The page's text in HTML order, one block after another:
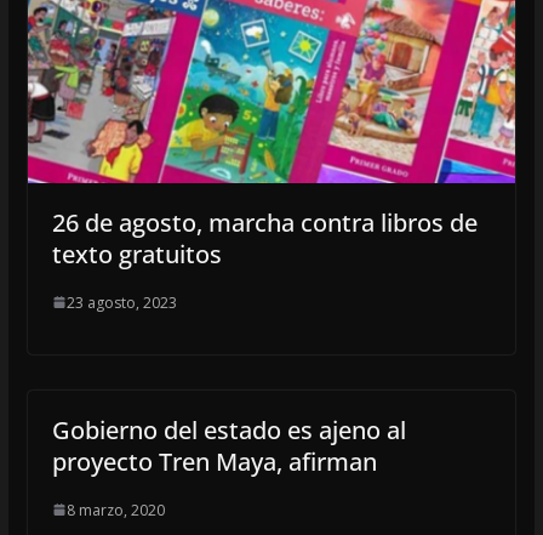
26 de agosto, marcha contra libros de
texto gratuitos
23 agosto, 2023
Gobierno del estado es ajeno al
proyecto Tren Maya, afirman
8 marzo, 2020